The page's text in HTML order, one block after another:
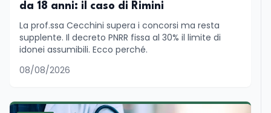
da 18 anni: il caso di Rimini
La prof.ssa Cecchini supera i concorsi ma resta
supplente. Il decreto PNRR fissa al 30% il limite di
idonei assumibili. Ecco perché.
08/08/2026